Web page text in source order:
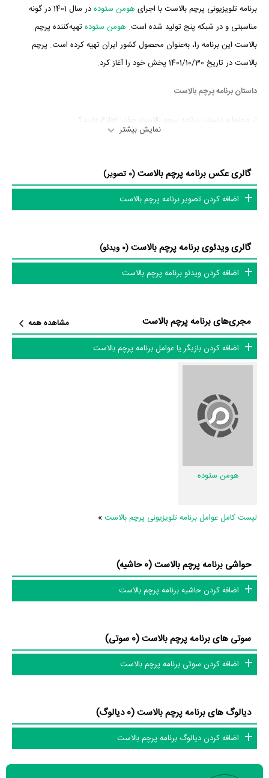
برنامه تلویزیونی پرچم بالاست با اجرای هومن ستوده
در سال 1401 در گونه
مناسبتی و در شبکه پنج تولید شده است. هومن ستودهتهیه‌کننده پرچم
بالاست این برنامه را، به‌عنوان محصول کشور ایران تهیه کرده است. پرچم
بالاست در تاریخ 1401/10/30 پخش خود را آغاز کرد.
داستان برنامه پرچم بالاست
از محتوا و داستان برنامه پرچم بالاست چقدر اطلاع دارید؟
مختلف و متنوع به معرفی نخبگان المپیادهای علمی می پردازد و مستند های
گزارشی از نمایشگاه هوا فضا، پارک علم و فناوری پردیس، پژوهشگاه رویان و ...
برنامه پرچم بالاست و کارنامه فعالیت کارگردان و مجریان
از نظر تاریخچه فعالیت کارگردان و مجریان برنامه پرچم بالاست نیز آمارها و
1 تن از مجریان پرچم بالاست، اولین فعالیت جدی اجرای خود را در این اثر
تجربه کرده است، در واقع در پرچم بالاست 1 برنامه اولی بوده است:
ستوده.
عوامل برنامه پرچم بالاست
از آنها درمنظوم
اطلاعات برنامه پرچم بالاست
تاکنون در بخش‌های گالری عکس و پوستر برنامه پرچم بالاست، ویدئو و تیزر
نشده است. قطعا ما و شما به این حد قانع نیستیم؛ باید به‌کمک علاقمندان فیلم،
سریال و تئاتر، این دایرة‌المعارف آنلاین و بانک اطلاعات هنرمندان و آثار سینما،
تلویزیون و تئاتر را کامل و کامل‌تر کنیم.
نمایش بیشتر
گالری عکس برنامه پرچم بالاست(0 تصویر)
اضافه کردن تصویر برنامه پرچم بالاست
گالری ویدئوی برنامه پرچم بالاست(0 ویدئو)
اضافه کردن ویدئو برنامه پرچم بالاست
مجری‌های برنامه پرچم بالاست
مشاهده همه
اضافه کردن بازیگر یا عوامل برنامه پرچم بالاست
هومن ستوده
لیست کامل عوامل برنامه تلویزیونی پرچم بالاست»
حواشی برنامه پرچم بالاست (0 حاشیه)
اضافه کردن حاشیه برنامه پرچم بالاست
سوتی های برنامه پرچم بالاست (0 سوتی)
اضافه کردن سوتی برنامه پرچم بالاست
دیالوگ های برنامه پرچم بالاست (0 دیالوگ)
اضافه کردن دیالوگ برنامه پرچم بالاست